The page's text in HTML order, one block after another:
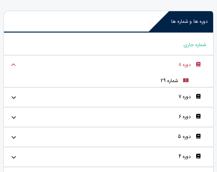
دوره ها و شماره ها
شماره جاری
دوره 8
شماره 29
دوره 7
دوره 6
دوره 5
دوره 4